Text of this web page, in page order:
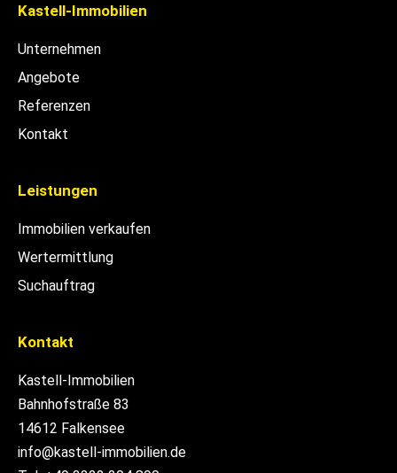
Kastell-Immobilien
Unternehmen
Angebote
Referenzen
Kontakt
Leistungen
Immobilien verkaufen
Wertermittlung
Suchauftrag
Kontakt
Kastell-Immobilien
Bahnhofstraße 83
14612 Falkensee
info@kastell-immobilien.de